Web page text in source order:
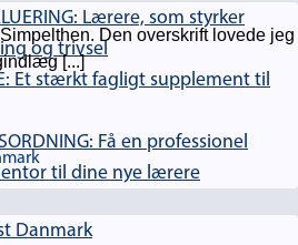
Lærere, som styrker
og trivsel
Et stærkt fagligt supplement til
Få en professionel
til dine nye lærere
Danmark
Den overskrift lovede jeg
[...]